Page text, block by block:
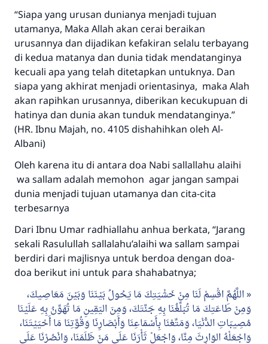
“Siapa yang urusan dunianya menjadi tujuan
utamanya, Maka Allah akan cerai beraikan
urusannya dan dijadikan kefakiran selalu terbayang
di kedua matanya dan dunia tidak mendatanginya
kecuali apa yang telah ditetapkan untuknya. Dan
siapa yang akhirat menjadi orientasinya, maka Alah
akan rapihkan urusannya, diberikan kecukupuan di
hatinya dan dunia akan tunduk mendatanginya.”
(HR. Ibnu Majah, no. 4105 dishahihkan oleh Al-
Albani)
Oleh karena itu di antara doa Nabi sallallahu alaihi
wa sallam adalah memohon agar jangan sampai
dunia menjadi tujuan utamanya dan cita-cita
terbesarnya
Dari Ibnu Umar radhiallahu anhua berkata, “Jarang
sekali Rasulullah sallalahu’alaihi wa sallam sampai
berdiri dari majlisnya untuk berdoa dengan doa-
doa berikut ini untuk para shahabatnya;
اللَّهُمَّ اقْسِمْ لَنَا مِنْ خَشْيَتِكَ مَا يَحُولُ بَيْنَنَا وَبَيْنَ مَعَاصِيكَ،
وَمِنْ طَاعَتِكَ مَا تُبَلِّغُنَا بِهِ جَنَّتَكَ، وَمِنَ اليَقِينِ مَا تُهَوِّنُ بِهِ عَلَيْنَا
مُصِيبَاتِ الدُّنْيَا، وَمَتِّعْنَا بِأَسْمَاعِنَا وَأَبْصَارِنَا وَقُوَّتِنَا مَا أَحْيَيْتَنَا،
وَاجْعَلْهُ الوَارِثَ مِنَّا، وَاجْعَلْ ثَأْرَنَا عَلَى مَنْ ظَلَمَنَا، وَانْصُرْنَا عَلَى